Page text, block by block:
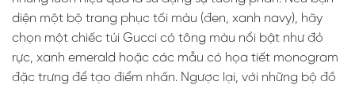
diện một bộ trang phục tối màu (đen, xanh navy), hãy
chọn một chiếc túi Gucci có tông màu nổi bật như đỏ
rực, xanh emerald hoặc các mẫu có họa tiết monogram
đặc trưng để tạo điểm nhấn. Ngược lại, với những bộ đồ